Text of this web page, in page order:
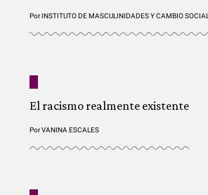
PorINSTITUTO DE MASCULINIDADES Y CAMBIO SOCIAL
El racismo realmente existente
PorVANINA ESCALES